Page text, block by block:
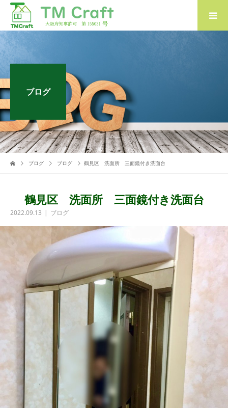
ブログ
ブログ ブログ 鶴見区 洗面所 三面鏡付き洗面台
鶴見区 洗面所 三面鏡付き洗面台
2022.09.13 ブログ